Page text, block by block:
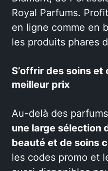
Royal Parfums.
en ligne comme en
les produits phares
S’offrir des soins
meilleur prix
Au-delà des
une large sélection
beauté et de soins
les codes promo et